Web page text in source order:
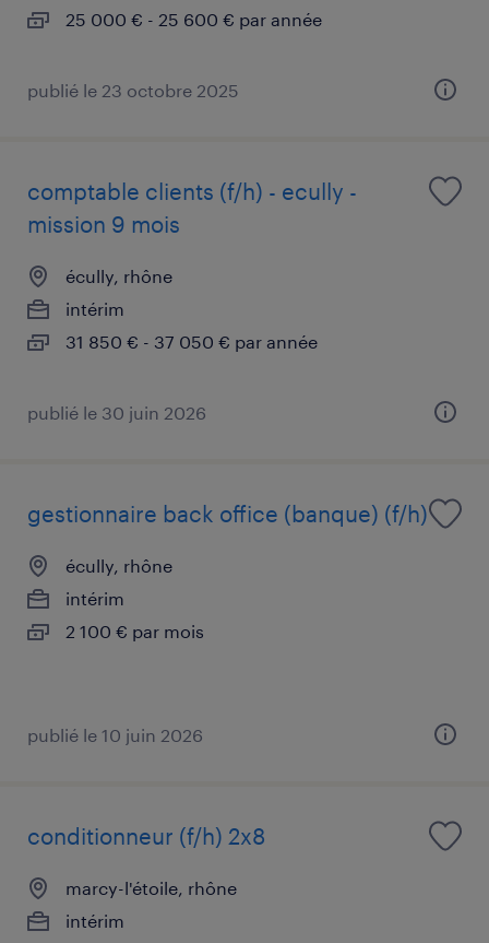
25 000 € - 25 600 € par année
publié le 23 octobre 2025
comptable clients (f/h) - ecully -
mission 9 mois
écully, rhône
intérim
31 850 € - 37 050 € par année
publié le 30 juin 2026
gestionnaire back office (banque) (f/h)
écully, rhône
intérim
2 100 € par mois
publié le 10 juin 2026
conditionneur (f/h) 2x8
marcy-l'étoile, rhône
intérim